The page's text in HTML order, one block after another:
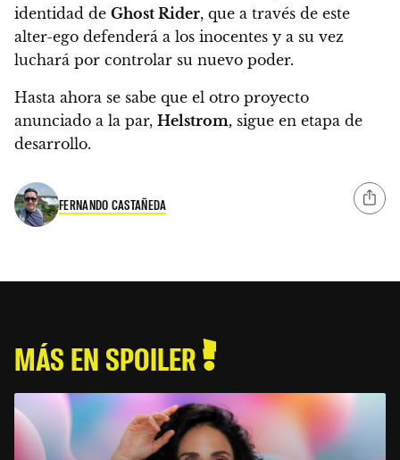
identidad de Ghost Rider, que a través de este
alter-ego defenderá a los inocentes y a su vez
luchará por controlar su nuevo poder.
Hasta ahora se sabe que el otro proyecto
anunciado a la par, Helstrom, sigue en etapa de
desarrollo.
FERNANDO CASTAÑEDA
MÁS EN SPOILER